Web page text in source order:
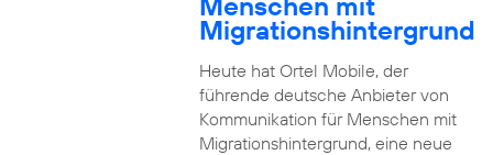
Migrationshintergrund
Heute hat Ortel Mobile, der
führende deutsche Anbieter von
Kommunikation für Menschen mit
Migrationshintergrund, eine neue